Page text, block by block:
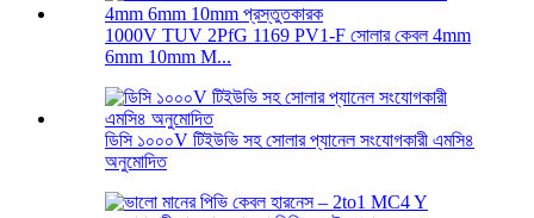
1000V TUV 2PfG 1169 PV1-F সোলার কেবল 4mm
6mm 10mm M...
ডিসি ১০০০V টিইউভি সহ সোলার প্যানেল সংযোগকারী এমসি৪
অনুমোদিত